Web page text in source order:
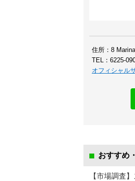
住所：8
TEL：6225-
オフィシャル
おすすめ
【市場調査